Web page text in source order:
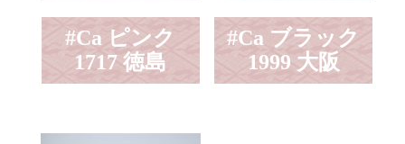
#Ca ピンク
1717 徳島
#Ca ブラック
1999 大阪